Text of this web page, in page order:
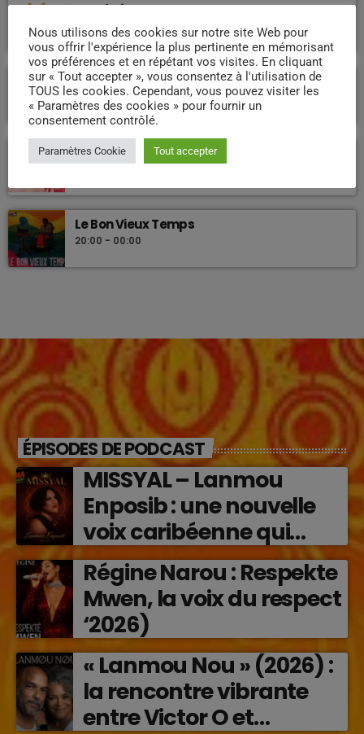
Good afternoon
12:00 - 19:00
Week end Compas Familly
09:00 - 19:00
Nostalgie retro
Le Bon Vieux Temps
20:00 - 00:00
ÉPISODES DE PODCAST
MISSYAL – Lanmou
Enposib : une nouvelle
voix caribéenne qui
transforme les émotions
en musique (2026)
Régine Narou : Respekte
Mwen, la voix du respect
‘2026)
« Lanmou Nou » (2026) :
la rencontre vibrante
entre Victor O et
Nous utilisons des cookies sur notre site Web pour
vous offrir l'expérience la plus pertinente en mémorisant
vos préférences et en répétant vos visites. En cliquant
sur « Tout accepter », vous consentez à l'utilisation de
TOUS les cookies. Cependant, vous pouvez visiter les
« Paramètres des cookies » pour fournir un
consentement contrôlé.
Paramètres Cookie Tout accepter